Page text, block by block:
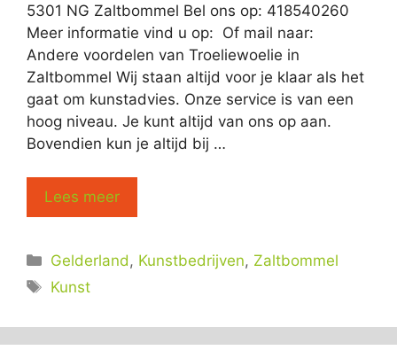
5301 NG Zaltbommel Bel ons op: 418540260
Meer informatie vind u op: Of mail naar:
Andere voordelen van Troeliewoelie in
Zaltbommel Wij staan altijd voor je klaar als het
gaat om kunstadvies. Onze service is van een
hoog niveau. Je kunt altijd van ons op aan.
Bovendien kun je altijd bij …
Lees meer
Categorieën
Gelderland, Kunstbedrijven, Zaltbommel
Tags
Kunst